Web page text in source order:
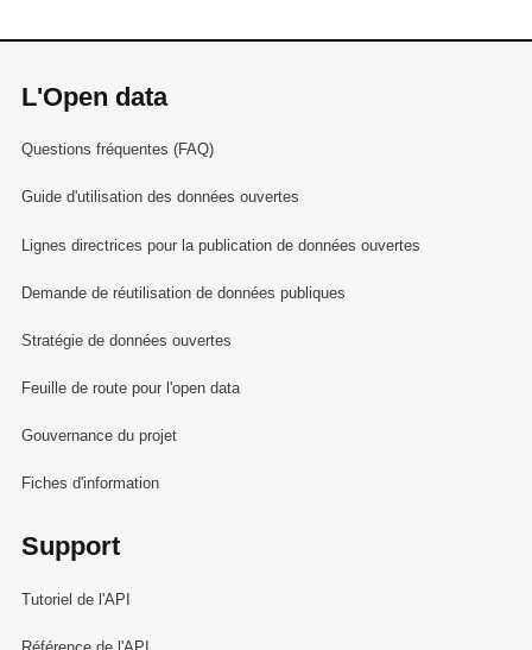
L'Open data
Questions fréquentes (FAQ)
Guide d'utilisation des données ouvertes
Lignes directrices pour la publication de données ouvertes
Demande de réutilisation de données publiques
Stratégie de données ouvertes
Feuille de route pour l'open data
Gouvernance du projet
Fiches d'information
Support
Tutoriel de l'API